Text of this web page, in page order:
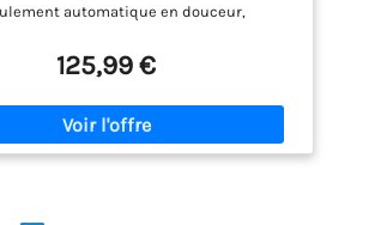
automatique en douceur,
enroulé sans plis ni
【Verrouillage de toute
Lorsque vous tirez sur le tuyau et que
arrêtez, le verrou est activé et tirez à
sur le tuyau pour libérer le cycle de
125,99 €